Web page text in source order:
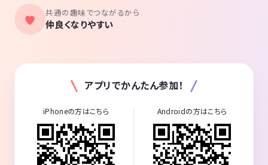
共通の趣味でつながるから
仲良くなりやすい
アプリでかんたん参加！
iPhoneの方はこちら Androidの方はこちら